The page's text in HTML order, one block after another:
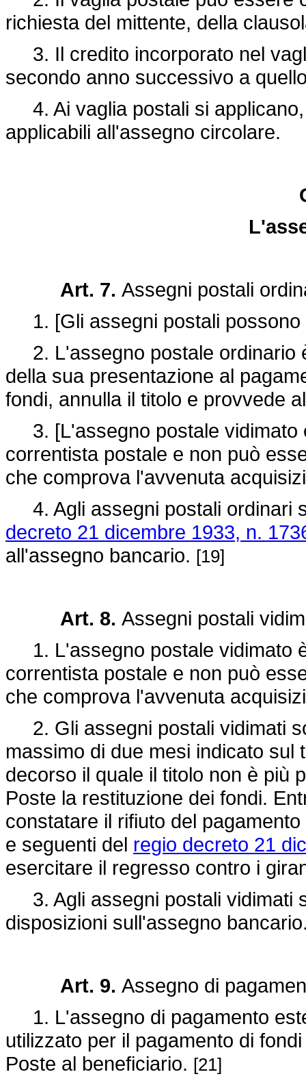
richiesta del mittente, della
3. Il credito incorporato nel
secondo anno successivo a
4. Ai vaglia postali si
applicabili all'assegno circolare.
Art. 7. Assegni postali
1. [Gli assegni postali possono
2. L'assegno postale ordinario
della sua presentazione al
fondi, annulla il titolo e provvede
3. [L'assegno postale vidimato
correntista postale e non può
che comprova l'avvenuta
4. Agli assegni postali ordinari
decreto 21 dicembre 1933, n.
all'assegno bancario. [19]
Art. 8. Assegni postali
1. L'assegno postale vidimato
correntista postale e non può
che comprova l'avvenuta
2. Gli assegni postali vidimati
massimo di due mesi indicato sul
decorso il quale il titolo non è più
Poste la restituzione dei fondi.
constatare il rifiuto del
e seguenti del regio decreto 21
esercitare il regresso contro i
3. Agli assegni postali vidimati
disposizioni sull'assegno
Art. 9. Assegno di
1. L'assegno di pagamento
utilizzato per il pagamento di
Poste al beneficiario. [21]